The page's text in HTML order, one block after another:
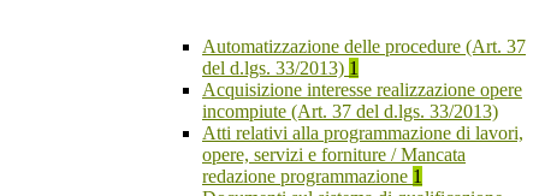
Automatizzazione delle procedure (Art. 37
del d.lgs. 33/2013) 1
Acquisizione interesse realizzazione opere
incompiute (Art. 37 del d.lgs. 33/2013)
Atti relativi alla programmazione di lavori,
opere, servizi e forniture / Mancata
redazione programmazione 1